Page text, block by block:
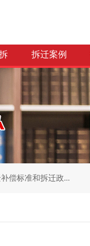
拆迁案例
偿标准和拆迁政...